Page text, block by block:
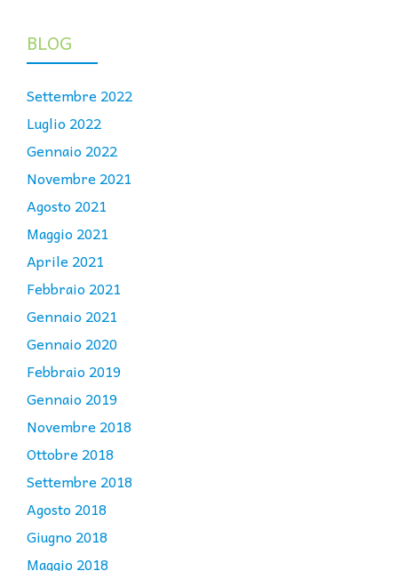
BLOG
Settembre 2022
Luglio 2022
Gennaio 2022
Novembre 2021
Agosto 2021
Maggio 2021
Aprile 2021
Febbraio 2021
Gennaio 2021
Gennaio 2020
Febbraio 2019
Gennaio 2019
Novembre 2018
Ottobre 2018
Settembre 2018
Agosto 2018
Giugno 2018
Maggio 2018